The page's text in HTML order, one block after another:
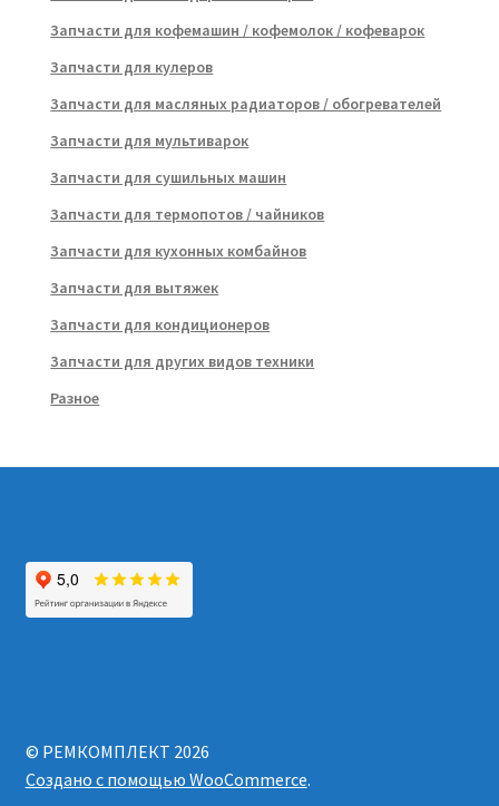
Запчасти для кофемашин / кофемолок / кофеварок
Запчасти для кулеров
Запчасти для масляных радиаторов / обогревателей
Запчасти для мультиварок
Запчасти для сушильных машин
Запчасти для термопотов / чайников
Запчасти для кухонных комбайнов
Запчасти для вытяжек
Запчасти для кондиционеров
Запчасти для других видов техники
Разное
© РЕМКОМПЛЕКТ 2026
Создано с помощью WooCommerce.